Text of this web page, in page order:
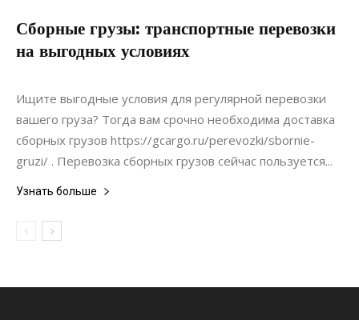
Сборные грузы: транспортные перевозки
на выгодных условиях
23.12.2020
Ищите выгодные условия для регулярной перевозки
вашего груза? Тогда вам срочно необходима доставка
сборных грузов https://gcargo.ru/perevozki/sbornie-
gruzi/ . Перевозка сборных грузов сейчас пользуется...
Узнать больше